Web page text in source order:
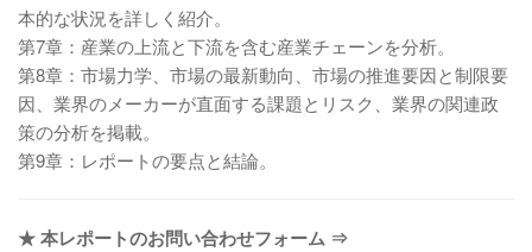
本的な状況を詳しく紹介。
第7章：産業の上流と下流を含む産業チェーンを分析。
第8章：市場力学、市場の最新動向、市場の推進要因と制限要
因、業界のメーカーが直面する課題とリスク、業界の関連政
策の分析を掲載。
第9章：レポートの要点と結論。
★ 本レポートのお問い合わせフォーム ⇒